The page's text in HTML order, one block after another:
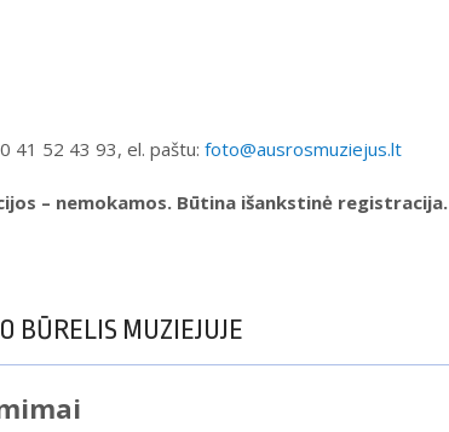
41 52 43 93, el. paštu: foto@ausrosmuziejus.lt
– nemokamos. Būtina išankstinė registracija.
BŪRELIS MUZIEJUJE